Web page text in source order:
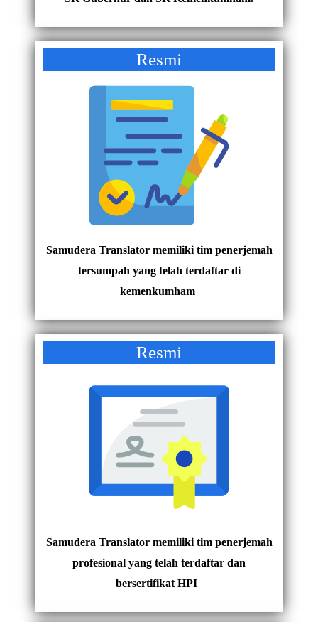
Resmi
Samudera Translator memiliki tim penerjemah
tersumpah yang telah terdaftar di
kemenkumham
Resmi
Samudera Translator memiliki tim penerjemah
profesional yang telah terdaftar dan
bersertifikat HPI